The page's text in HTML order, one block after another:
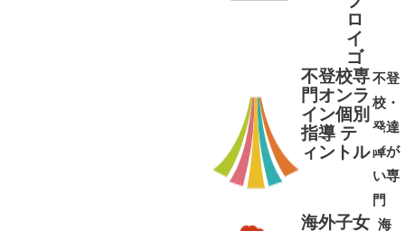
ロ
イ
ゴ
不登校専
門オンラ
イン個別
指導 テ
ィントル
不登
校・
発達
障が
い専
門
➜➜
海外子女 海